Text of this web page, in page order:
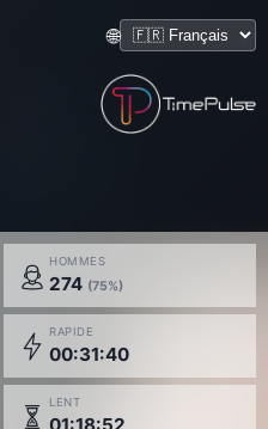
🌐
HOMMES
274 (75%)
RAPIDE
00:31:40
LENT